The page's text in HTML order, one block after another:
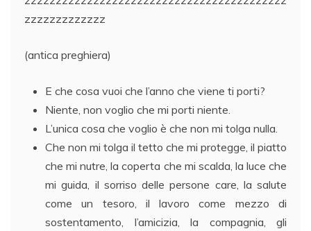
zzzzzzzzzzzzz
(antica preghiera)
E che cosa vuoi che l’anno che viene ti porti?
Niente, non voglio che mi porti niente.
L’unica cosa che voglio è che non mi tolga nulla.
Che non mi tolga il tetto che mi protegge, il piatto
che mi nutre, la coperta che mi scalda, la luce che
mi guida, il sorriso delle persone care, la salute
come un tesoro, il lavoro come mezzo di
sostentamento, l’amicizia, la compagnia, gli